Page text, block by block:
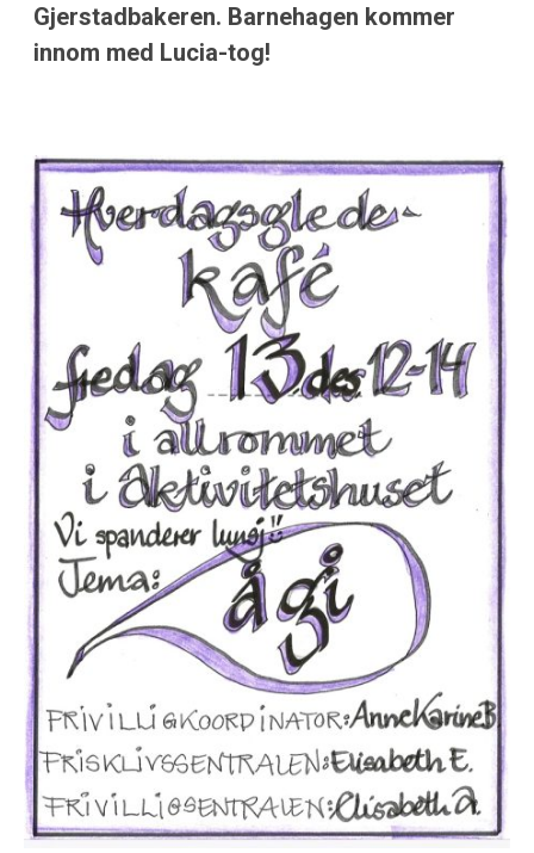
Gjerstadbakeren. Barnehagen kommer
innom med Lucia-tog!